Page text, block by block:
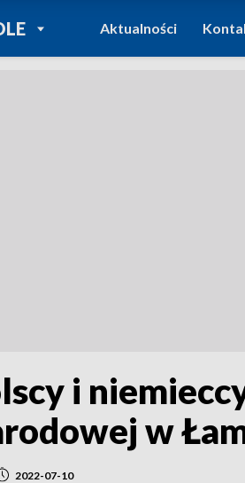
DO
REGIONY
Aktualności
i
w
2022-07-10